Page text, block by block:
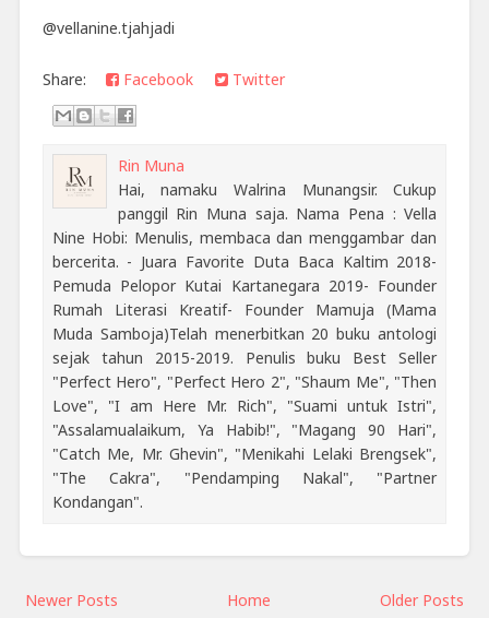
@vellanine.tjahjadi
Share: Facebook Twitter
Rin Muna
Hai, namaku Walrina Munangsir. Cukup
panggil Rin Muna saja. Nama Pena : Vella
Nine Hobi: Menulis, membaca dan menggambar dan
bercerita. - Juara Favorite Duta Baca Kaltim 2018-
Pemuda Pelopor Kutai Kartanegara 2019- Founder
Rumah Literasi Kreatif- Founder Mamuja (Mama
Muda Samboja)Telah menerbitkan 20 buku antologi
sejak tahun 2015-2019. Penulis buku Best Seller
"Perfect Hero", "Perfect Hero 2", "Shaum Me", "Then
Love", "I am Here Mr. Rich", "Suami untuk Istri",
"Assalamualaikum, Ya Habib!", "Magang 90 Hari",
"Catch Me, Mr. Ghevin", "Menikahi Lelaki Brengsek",
"The Cakra", "Pendamping Nakal", "Partner
Kondangan".
Newer Posts Older Posts
Home